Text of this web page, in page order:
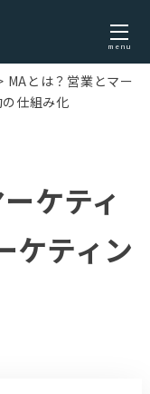
menu
MAとは？営業とマー
仕組み化
ケティ
ケティン